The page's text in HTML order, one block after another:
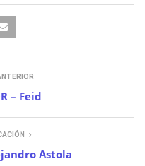
– Feid
Astola